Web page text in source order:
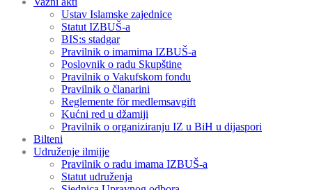
Ustav Islamske zajednice
Statut IZBUŠ-a
BIS:s stadgar
Pravilnik o imamima IZBUŠ-a
Poslovnik o radu Skupštine
Pravilnik o Vakufskom fondu
Pravilnik o članarini
Reglemente för medlemsavgift
Kućni red u džamiji
Pravilnik o organiziranju IZ u BiH u dijaspori
Bilteni
Udruženje ilmijje
Pravilnik o radu imama IZBUŠ-a
Statut udruženja